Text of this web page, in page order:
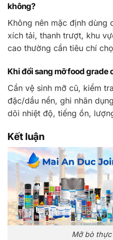
không?
Không nên mặc định dùng
xích tải, thanh trượt, khu
cao thường cần tiêu chí
Khi đổi sang mỡ food grade
Cần vệ sinh mỡ cũ, kiểm
đặc/dầu nền, ghi nhãn
dõi nhiệt độ, tiếng ồn,
Kết luận
Mỡ bò